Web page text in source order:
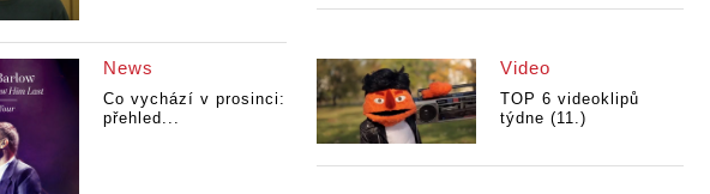
News
Co vychází v prosinci:
přehled...
Video
TOP 6 videoklipů
týdne (11.)